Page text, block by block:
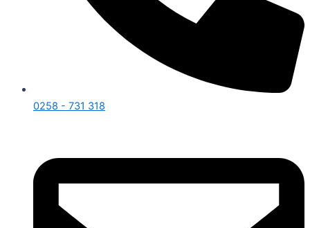
0258 - 731 318